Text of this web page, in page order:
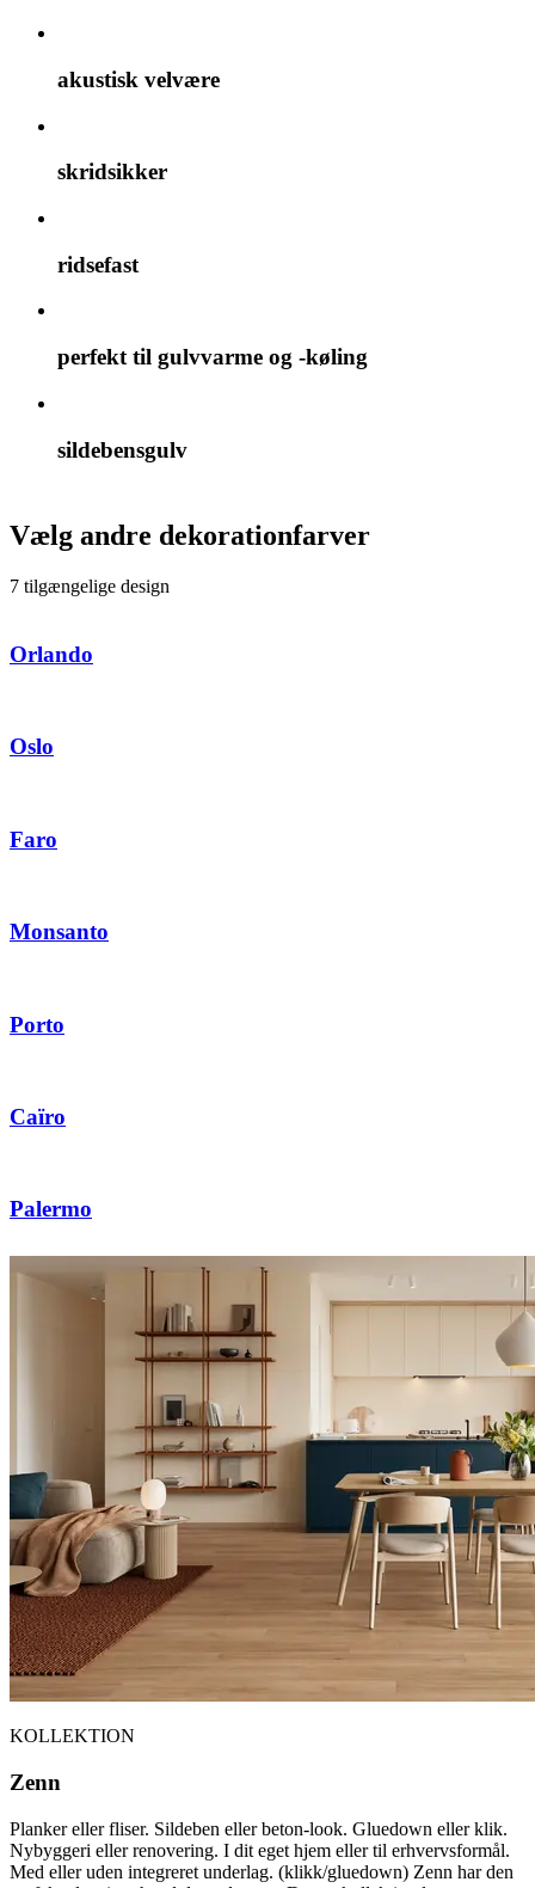
akustisk velvære
skridsikker
ridsefast
perfekt til gulvvarme og -køling
sildebensgulv
Vælg andre dekorationfarver
7 tilgængelige design
Orlando
Oslo
Faro
Monsanto
Porto
Caïro
Palermo
KOLLEKTION
Zenn
Planker eller fliser. Sildeben eller beton-look. Gluedown eller klik.
Nybyggeri eller renovering. I dit eget hjem eller til erhvervsformål.
Med eller uden integreret underlag. (klikk/gluedown) Zenn har den